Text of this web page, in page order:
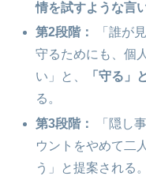
情を試すような言
第2段階：
「誰が
守るためにも、個
い」と、
「守る」
る。
第3段階：
「隠し
ウントをやめて二
う」と提案される。